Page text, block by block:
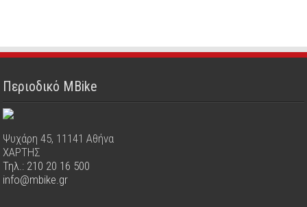
Περιοδικό MBike
Ψυχάρη 45, 11141 Αθήνα
ΧΑΡΤΗΣ
Τηλ.: 210 20 16 500
info@mbike.gr